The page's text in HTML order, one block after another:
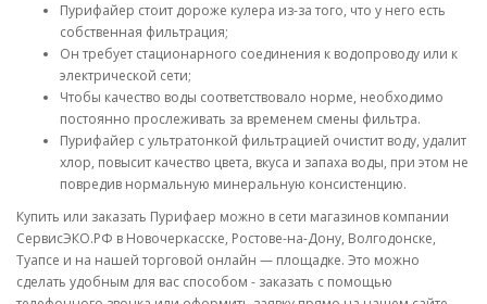
Пурифайер стоит дороже кулера из-за того, что у него есть
собственная фильтрация;
Он требует стационарного соединения к водопроводу или к
электрической сети;
Чтобы качество воды соответствовало норме, необходимо
постоянно прослеживать за временем смены фильтра.
Пурифайер с ультратонкой фильтрацией очистит воду, удалит
хлор, повысит качество цвета, вкуса и запаха воды, при этом не
повредив нормальную минеральную консистенцию.
Купить или заказать Пурифаер можно в сети магазинов компании
СервисЭКО.РФ в Новочеркасске, Ростове-на-Дону, Волгодонске,
Туапсе и на нашей торговой онлайн — площадке. Это можно
сделать удобным для вас способом - заказать с помощью